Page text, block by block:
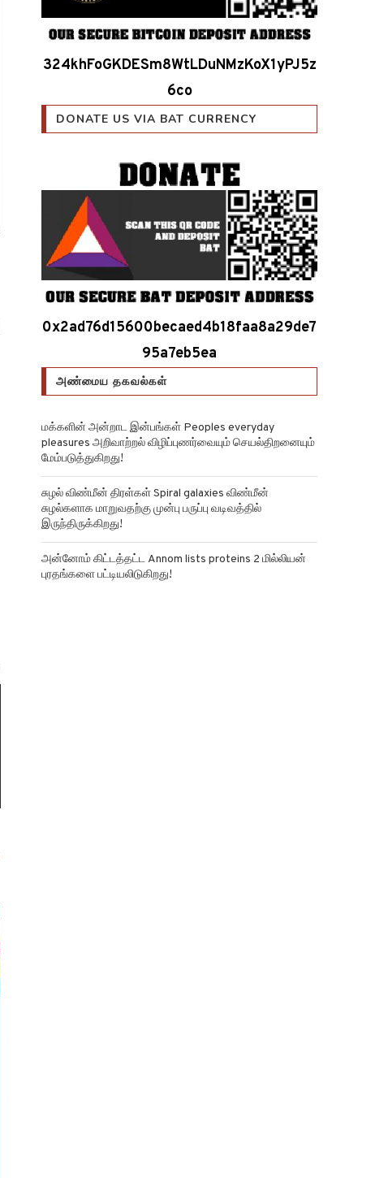
324khFoGKDESm8WtLDuNMzKoX1yPJ5z
6co
DONATE US VIA BAT CURRENCY
0x2ad76d15600becaed4b18faa8a29de7
95a7eb5ea
அண்மைய தகவல்கள்
மக்களின் அன்றாட இன்பங்கள் Peoples everyday
pleasures அறிவாற்றல் விழிப்புணர்வையும் செயல்திறனையும்
மேம்படுத்துகிறது!
சுழல் விண்மீன் திரள்கள் Spiral galaxies விண்மீன்
சுழல்களாக மாறுவதற்கு முன்பு பருப்பு வடிவத்தில்
இருந்திருக்கிறது!
அன்னோம் கிட்டத்தட்ட Annom lists proteins 2 மில்லியன்
புரதங்களை பட்டியலிடுகிறது!